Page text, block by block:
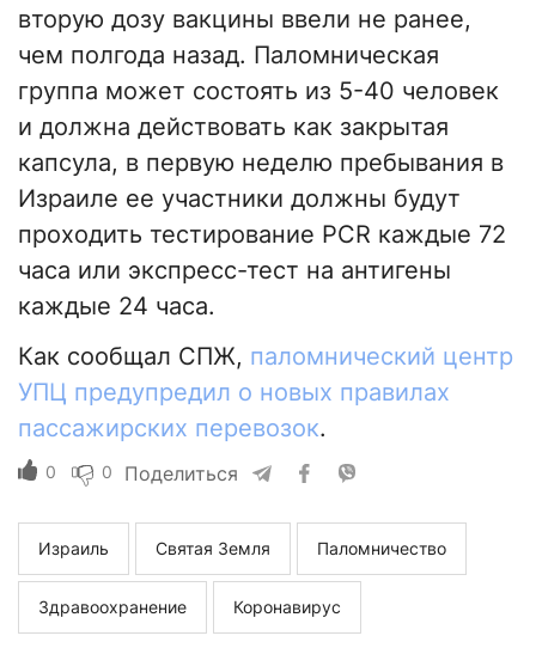
вторую дозу вакцины ввели не ранее,
чем полгода назад. Паломническая
группа может состоять из 5-40 человек
и должна действовать как закрытая
капсула, в первую неделю пребывания в
Израиле ее участники должны будут
проходить тестирование PCR каждые 72
часа или экспресс-тест на антигены
каждые 24 часа.
Как сообщал СПЖ, паломнический центр
УПЦ предупредил о новых правилах
пассажирских перевозок.
0 0 Поделиться
Израиль Святая Земля Паломничество
Здравоохранение Коронавирус